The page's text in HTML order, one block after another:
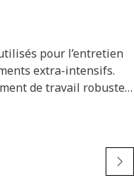
extra-intensifs.
de travail robuste
d'informations,
ou